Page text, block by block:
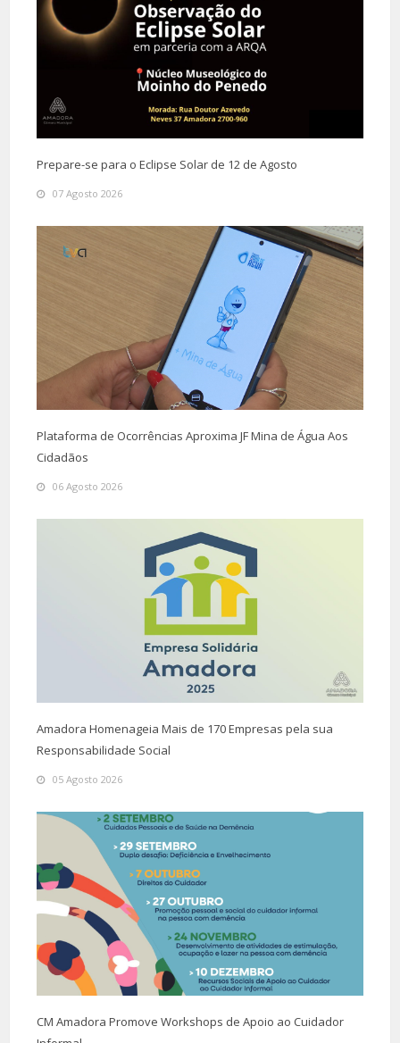
Prepare-se para o Eclipse Solar de 12 de Agosto
07 Agosto 2026
Plataforma de Ocorrências Aproxima JF Mina de Água Aos
Cidadãos
06 Agosto 2026
Amadora Homenageia Mais de 170 Empresas pela sua
Responsabilidade Social
05 Agosto 2026
CM Amadora Promove Workshops de Apoio ao Cuidador